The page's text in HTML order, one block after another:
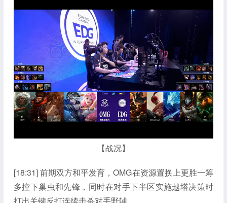
【战况】
[18:31] 前期双方和平发育，OMG在资源置换上更胜一筹
多控下巢虫和先锋，同时在对手下半区实施越塔决策时
打出关键反打连续击杀对手野辅